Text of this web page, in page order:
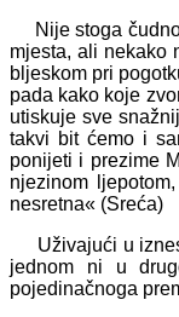
Nije stoga čudno
mjesta, ali nekako
bljeskom pri
pada kako koje
utiskuje sve
takvi bit ćemo i
ponijeti i prezime
njezinom
nesretna« (Sreća)
Uživajući u
jednom ni u
pojedinačnoga